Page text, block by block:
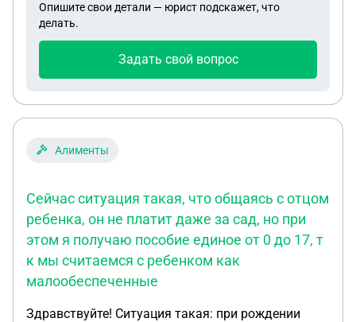
Опишите свои детали — юрист подскажет, что
делать.
Задать свой вопрос
Алименты
Сейчас ситуация такая, что общаясь с отцом
ребенка, он не платит даже за сад, но при
этом я получаю пособие единое от 0 до 17, т
к мы считаемся с ребенком как
малообеспеченные
Здравствуйте! Ситуация такая: при рождении